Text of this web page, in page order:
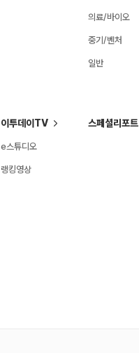
의료/바이오
중기/벤처
일반
이투데이TV
e스튜디오
랭킹영상
스페셜리포트